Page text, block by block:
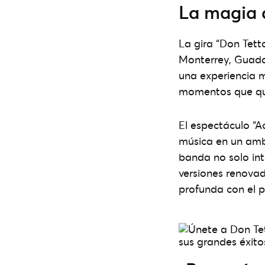
La
La gira “Don
Monterrey,
una experiencia
momentos que
El espectáculo
música en un
banda no solo
versiones
profunda con el